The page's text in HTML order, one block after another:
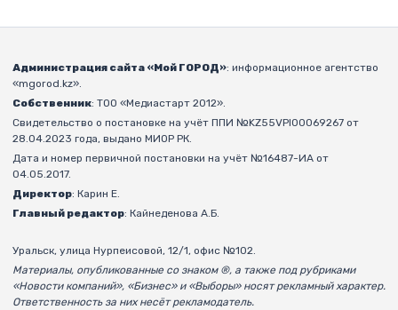
Администрация сайта «Мой ГОРОД»: информационное агентство
«mgorod.kz».
Собственник: ТОО «Медиастарт 2012».
Свидетельство о постановке на учёт ППИ №KZ55VPI00069267 от
28.04.2023 года, выдано МИОР РК.
Дата и номер первичной постановки на учёт №16487-ИА от
04.05.2017.
Директор: Карин Е.
Главный редактор: Кайнеденова А.Б.
Уральск, улица Нурпеисовой, 12/1, офис №102.
Материалы, опубликованные со знаком ®, а также под рубриками
«Новости компаний», «Бизнес» и «Выборы» носят рекламный характер.
Ответственность за них несёт рекламодатель.